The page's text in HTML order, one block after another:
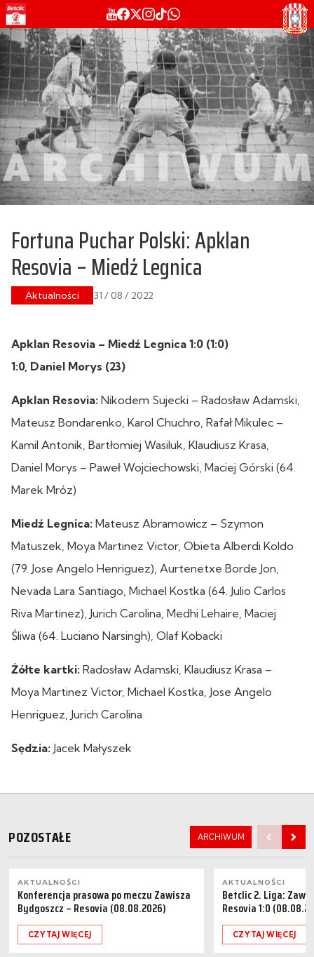
Fortuna Puchar Polski: Apklan
Resovia – Miedź Legnica
Aktualności 31 / 08 / 2022
Apklan Resovia – Miedź Legnica 1:0 (1:0)
1:0, Daniel Morys (23)
Apklan Resovia: Nikodem Sujecki – Radosław Adamski,
Mateusz Bondarenko, Karol Chuchro, Rafał Mikulec –
Kamil Antonik, Bartłomiej Wasiluk, Klaudiusz Krasa,
Daniel Morys – Paweł Wojciechowski, Maciej Górski (64.
Marek Mróz)
Miedź Legnica: Mateusz Abramowicz – Szymon
Matuszek, Moya Martinez Victor, Obieta Alberdi Koldo
(79. Jose Angelo Henriguez), Aurtenetxe Borde Jon,
Nevada Lara Santiago, Michael Kostka (64. Julio Carlos
Riva Martinez), Jurich Carolina, Medhi Lehaire, Maciej
Śliwa (64. Luciano Narsingh), Olaf Kobacki
Żółte kartki: Radosław Adamski, Klaudiusz Krasa –
Moya Martinez Victor, Michael Kostka, Jose Angelo
Henriguez, Jurich Carolina
Sędzia: Jacek Małyszek
POZOSTAŁE ARCHIWUM
AKTUALNOŚCI
Konferencja prasowa po meczu Zawisza
Bydgoszcz – Resovia (08.08.2026)
CZYTAJ WIĘCEJ
AKTUALNOŚCI
Betclic 2. Liga:
Resovia 1:0
CZYTAJ WIĘCEJ